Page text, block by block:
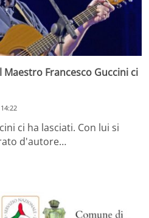
Francesco Guccini ci
ci ha lasciati. Con lui si
d'autore…